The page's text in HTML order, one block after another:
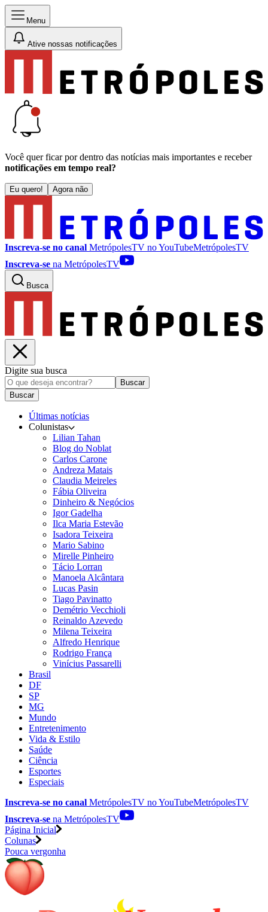
Menu
Ative nossas notificações
Você quer ficar por dentro das notícias mais importantes e receber
notificações em tempo real?
Eu quero! Agora não
Inscreva-se no canal MetrópolesTV noYouTubeMetrópolesTV
Inscreva-se na MetrópolesTV
Busca
Digite sua busca
Buscar
Buscar
Últimas notícias
Colunistas
Lilian Tahan
Blog do Noblat
Carlos Carone
Andreza Matais
Claudia Meireles
Fábia Oliveira
Dinheiro & Negócios
Igor Gadelha
Ilca Maria Estevão
Isadora Teixeira
Mario Sabino
Mirelle Pinheiro
Tácio Lorran
Manoela Alcântara
Lucas Pasin
Tiago Pavinatto
Demétrio Vecchioli
Reinaldo Azevedo
Milena Teixeira
Alfredo Henrique
Rodrigo França
Vinícius Passarelli
Brasil
DF
SP
MG
Mundo
Entretenimento
Vida & Estilo
Saúde
Ciência
Esportes
Especiais
Inscreva-se no canal MetrópolesTV noYouTubeMetrópolesTV
Inscreva-se na MetrópolesTV
Página Inicial
Colunas
Pouca vergonha